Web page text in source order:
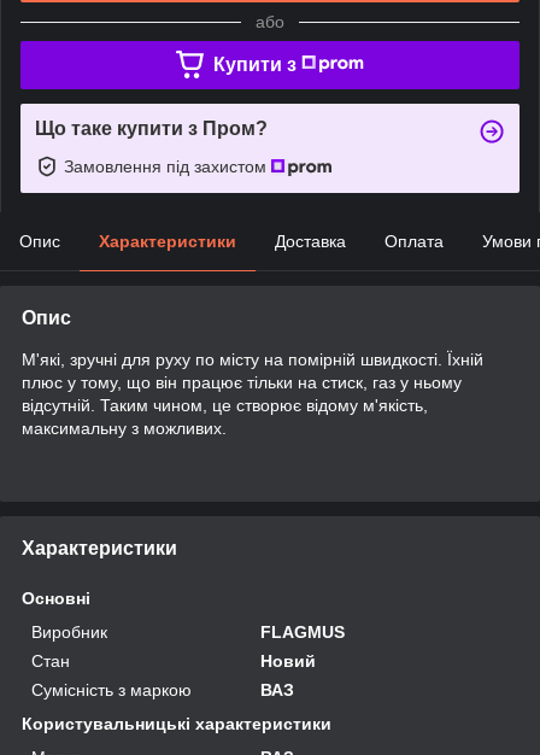
або
Купити з
Що таке купити з Пром?
Замовлення під захистом
Опис Характеристики Доставка Оплата Умови
Опис
М'які, зручні для руху по місту на помірній швидкості. Їхній
плюс у тому, що він працює тільки на стиск, газ у ньому
відсутній. Таким чином, це створює відому м'якість,
максимальну з можливих.
Характеристики
Основні
Виробник
FLAGMUS
Стан
Новий
Сумісність з маркою
ВАЗ
Користувальницькі характеристики